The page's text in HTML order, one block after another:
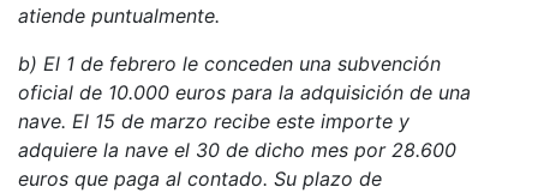
atiende puntualmente.
b) El 1 de febrero le conceden una subvención
oficial de 10.000 euros para la adquisición de una
nave. El 15 de marzo recibe este importe y
adquiere la nave el 30 de dicho mes por 28.600
euros que paga al contado. Su plazo de